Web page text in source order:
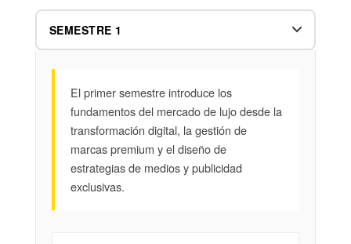
El primer semestre introduce los
fundamentos del mercado de lujo desde la
transformación digital, la gestión de
marcas premium y el diseño de
estrategias de medios y publicidad
exclusivas.